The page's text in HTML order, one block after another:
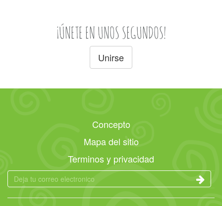
¡ÚNETE EN UNOS SEGUNDOS!
Unirse
Concepto
Mapa del sitio
Terminos y privacidad